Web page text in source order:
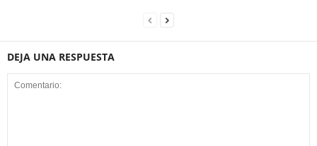
DEJA UNA RESPUESTA